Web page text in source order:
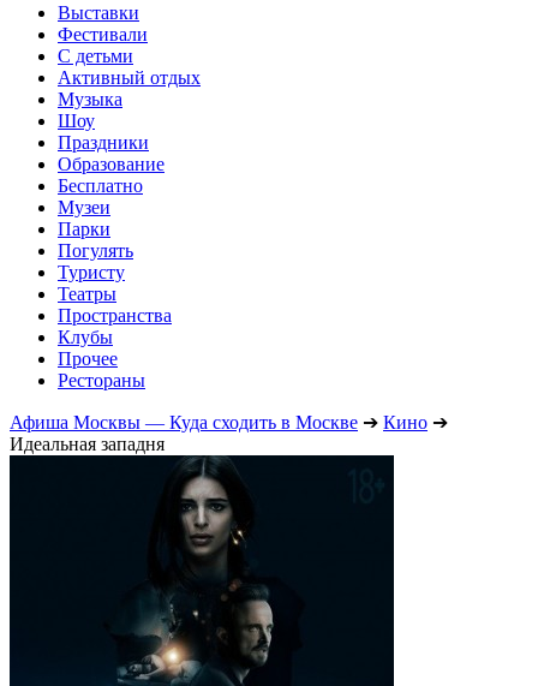
Выставки
Фестивали
С детьми
Активный отдых
Музыка
Шоу
Праздники
Образование
Бесплатно
Музеи
Парки
Погулять
Туристу
Театры
Пространства
Клубы
Прочее
Рестораны
Афиша Москвы — Куда сходить в Москве ➔ Кино ➔
Идеальная западня